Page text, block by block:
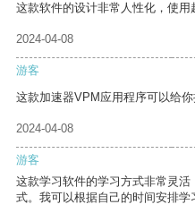
这款软件的设计非常人性化，使用
2024-04-08
游客
这款加速器VPM应用程序可以给
2024-04-08
游客
这款学习软件的学习方式非常灵
式。我可以根据自己的时间安排学